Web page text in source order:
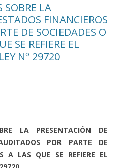
SOBRE LA
FINANCIEROS
DE SOCIEDADES O
SE REFIERE EL
Nº 29720
LA PRESENTACIÓN DE
POR PARTE DE
A LAS QUE SE REFIERE EL